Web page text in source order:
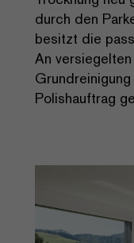
durch den
besitzt die
An
Polishauftrag